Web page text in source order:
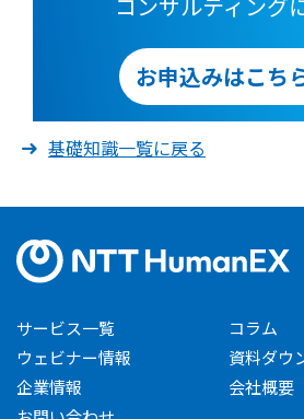
お申込みはこち
基礎知識一覧に戻る
サービス一覧
コラム
ウェビナー情報
資料ダウ
企業情報
会社概要